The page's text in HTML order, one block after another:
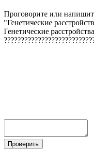
Проговорите или
"Генетические
Генетические
??????????????????????????
Проверить